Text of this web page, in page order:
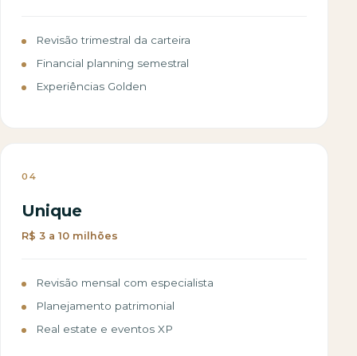
Revisão trimestral da carteira
Financial planning semestral
Experiências Golden
04
Unique
R$ 3 a 10 milhões
Revisão mensal com especialista
Planejamento patrimonial
Real estate e eventos XP